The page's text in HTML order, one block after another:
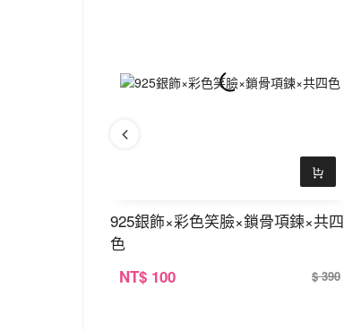
925銀飾×彩色笑臉×鎖骨項鍊×共四
色
NT$ 100 $ 390